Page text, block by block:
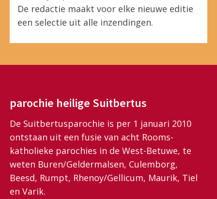
De redactie maakt voor elke nieuwe editie
een selectie uit alle inzendingen.
parochie heilige Suitbertus
De Suitbertusparochie is per 1 januari 2010
ontstaan uit een fusie van acht Rooms-
katholieke parochies in de West-Betuwe, te
weten Buren/Geldermalsen, Culemborg,
Beesd, Rumpt, Rhenoy/Gellicum, Maurik, Tiel
en Varik.